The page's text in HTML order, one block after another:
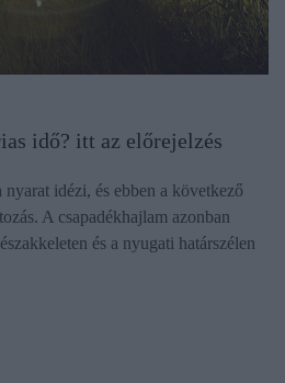
idő? itt az előrejelzés
idézi, és ebben a következő
A csapadékhajlam azonban
és a nyugati határszélen